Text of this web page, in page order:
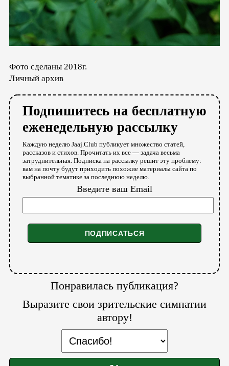
Фото сделаны 2018г.
Личный архив
Подпишитесь на бесплатную
еженедельную рассылку
Каждую неделю Jaaj.Club публикует множество статей,
рассказов и стихов. Прочитать их все — задача весьма
затруднительная. Подписка на рассылку решит эту проблему:
вам на почту будут приходить похожие материалы сайта по
выбранной тематике за последнюю неделю.
Введите ваш Email
Понравилась публикация?
Выразите свои зрительские симпатии
автору!